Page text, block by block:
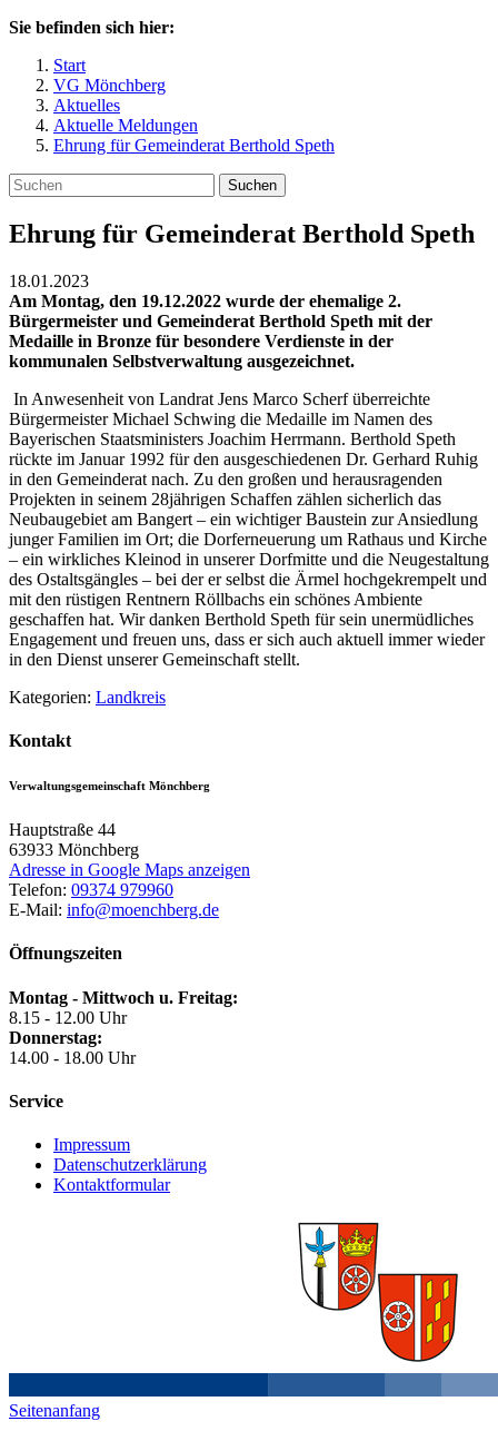
Sie befinden sich hier:
Start
VG Mönchberg
Aktuelles
Aktuelle Meldungen
Ehrung für Gemeinderat Berthold Speth
Suchen
Ehrung für Gemeinderat Berthold Speth
18.01.2023
Am Montag, den 19.12.2022 wurde der ehemalige 2.
Bürgermeister und Gemeinderat Berthold Speth mit der
Medaille in Bronze für besondere Verdienste in der
kommunalen Selbstverwaltung ausgezeichnet.
In Anwesenheit von Landrat Jens Marco Scherf überreichte
Bürgermeister Michael Schwing die Medaille im Namen des
Bayerischen Staatsministers Joachim Herrmann. Berthold Speth
rückte im Januar 1992 für den ausgeschiedenen Dr. Gerhard Ruhig
in den Gemeinderat nach. Zu den großen und herausragenden
Projekten in seinem 28jährigen Schaffen zählen sicherlich das
Neubaugebiet am Bangert – ein wichtiger Baustein zur Ansiedlung
junger Familien im Ort; die Dorferneuerung um Rathaus und Kirche
– ein wirkliches Kleinod in unserer Dorfmitte und die Neugestaltung
des Ostaltsgängles – bei der er selbst die Ärmel hochgekrempelt und
mit den rüstigen Rentnern Röllbachs ein schönes Ambiente
geschaffen hat. Wir danken Berthold Speth für sein unermüdliches
Engagement und freuen uns, dass er sich auch aktuell immer wieder
in den Dienst unserer Gemeinschaft stellt.
Kategorien: Landkreis
Kontakt
Verwaltungsgemeinschaft Mönchberg
Hauptstraße 44
63933 Mönchberg
Adresse in Google Maps anzeigen
Telefon: 09374 979960
E-Mail: info@moenchberg.de
Öffnungszeiten
Montag - Mittwoch u. Freitag:
8.15 - 12.00 Uhr
Donnerstag:
14.00 - 18.00 Uhr
Service
Impressum
Datenschutzerklärung
Kontaktformular
Seitenanfang